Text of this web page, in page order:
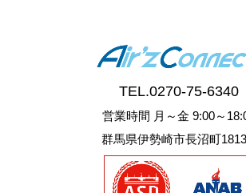
TEL.0270-75-6340
営業時間 月～金 9:00～
群馬県伊勢崎市長沼町